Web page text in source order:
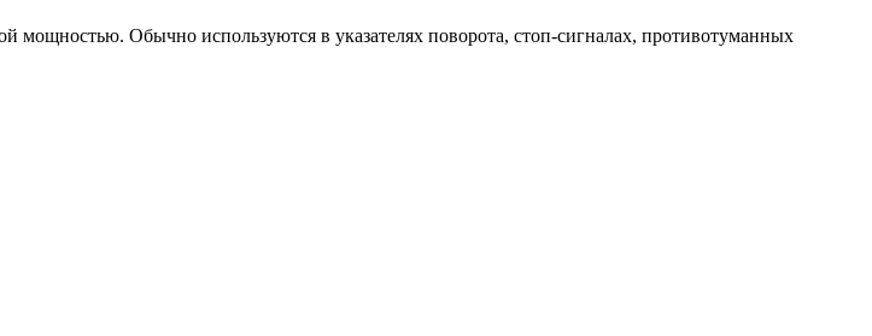
Обычно используются в указателях поворота, стоп-сигналах, противотуманных